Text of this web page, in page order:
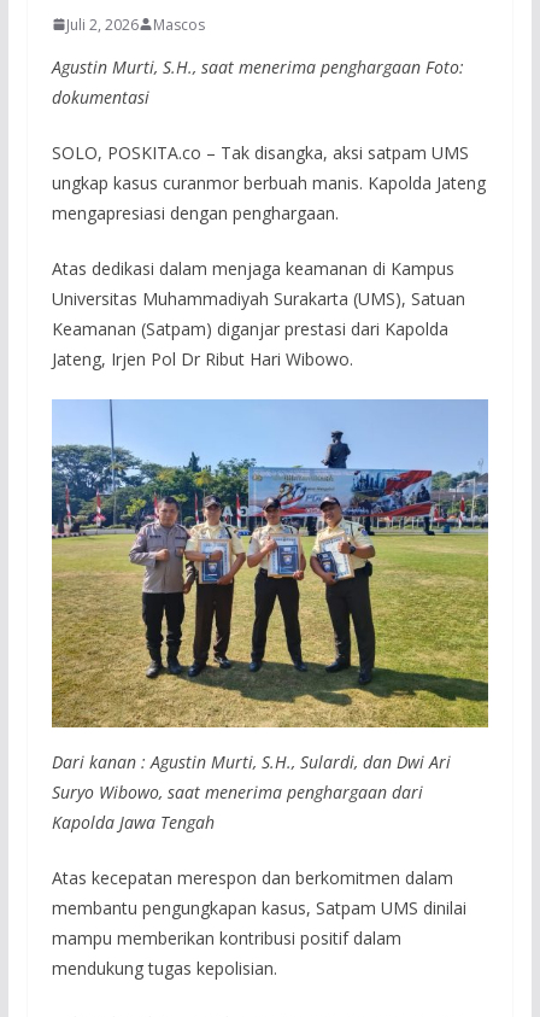
Juli 2, 2026 Mascos
Agustin Murti, S.H., saat menerima penghargaan Foto:
dokumentasi
SOLO, POSKITA.co – Tak disangka, aksi satpam UMS
ungkap kasus curanmor berbuah manis. Kapolda Jateng
mengapresiasi dengan penghargaan.
Atas dedikasi dalam menjaga keamanan di Kampus
Universitas Muhammadiyah Surakarta (UMS), Satuan
Keamanan (Satpam) diganjar prestasi dari Kapolda
Jateng, Irjen Pol Dr Ribut Hari Wibowo.
Dari kanan : Agustin Murti, S.H., Sulardi, dan Dwi Ari
Suryo Wibowo, saat menerima penghargaan dari
Kapolda Jawa Tengah
Atas kecepatan merespon dan berkomitmen dalam
membantu pengungkapan kasus, Satpam UMS dinilai
mampu memberikan kontribusi positif dalam
mendukung tugas kepolisian.